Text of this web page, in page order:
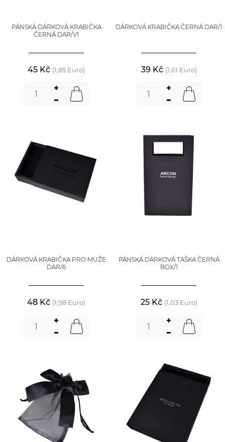
PÁNSKÁ DÁRKOVÁ KRABIČKA
ČERNÁ DAR/V1
45 Kč (1,85 Euro)
DÁRKOVÁ KRABIČKA ČERNÁ DAR/1
39 Kč (1,61 Euro)
DÁRKOVÁ KRABIČKA PRO MUŽE
DAR/6
48 Kč (1,98 Euro)
PÁNSKÁ DÁRKOVÁ TAŠKA ČERNÁ
BOX/1
25 Kč (1,03 Euro)